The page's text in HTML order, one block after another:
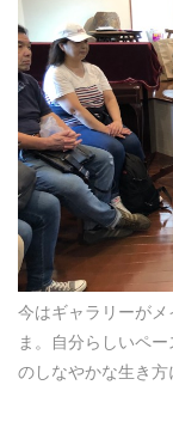
今はギャラリーが
ま。自分らしいペ
のしなやかな生き